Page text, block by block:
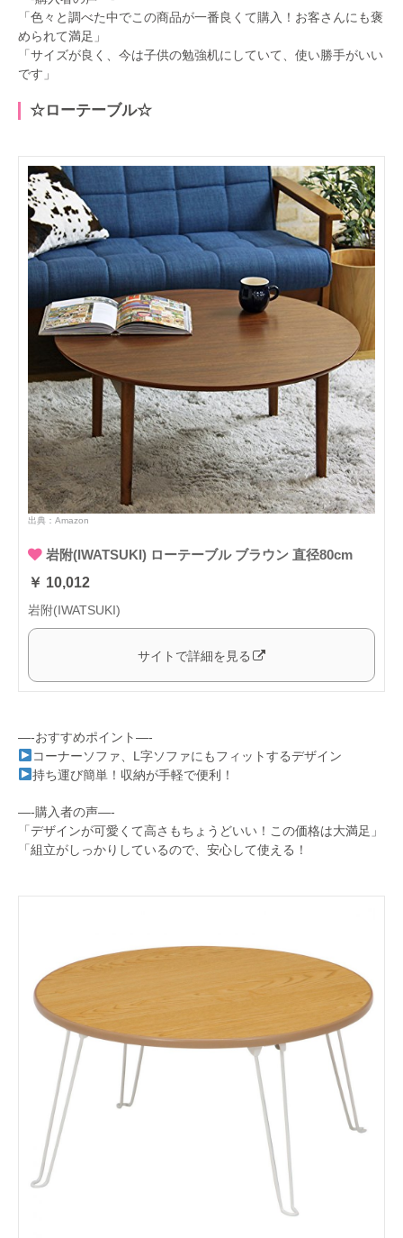
「色々と調べた中でこの商品が一番良くて購入！お客さんにも褒
められて満足」
「サイズが良く、今は子供の勉強机にしていて、使い勝手がいい
です」
☆ローテーブル☆
出典： Amazon
岩附(IWATSUKI) ローテーブル ブラウン 直径80cm
￥ 10,012
岩附(IWATSUKI)
サイトで詳細を見る
—-おすすめポイント—-
コーナーソファ、L字ソファにもフィットするデザイン
持ち運び簡単！収納が手軽で便利！
—-購入者の声—-
「デザインが可愛くて高さもちょうどいい！この価格は大満足」
「組立がしっかりしているので、安心して使える！